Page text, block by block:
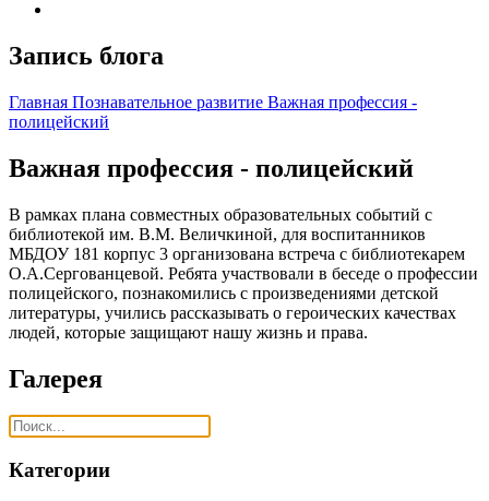
Запись блога
Главная Познавательное развитие Важная профессия -
полицейский
Важная профессия - полицейский
В рамках плана совместных образовательных событий с
библиотекой им. В.М. Величкиной, для воспитанников
МБДОУ 181 корпус 3 организована встреча с библиотекарем
О.А.Сергованцевой. Ребята участвовали в беседе о профессии
полицейского, познакомились с произведениями детской
литературы, учились рассказывать о героических качествах
людей, которые защищают нашу жизнь и права.
Галерея
Категории